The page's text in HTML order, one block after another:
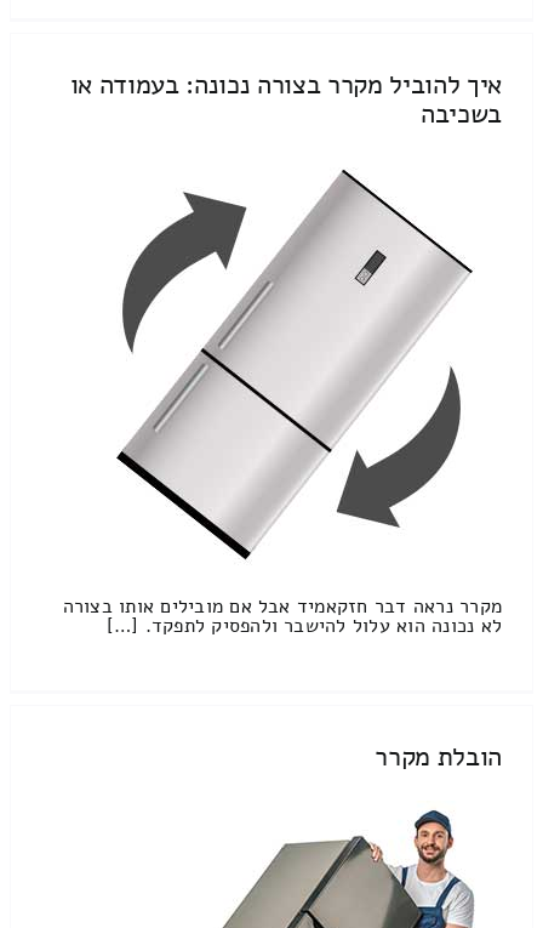
איך להוביל מקרר בצורה נכונה: בעמודה או
בשכיבה
מקרר נראה דבר חזקאמיד אבל אם מובילים אותו בצורה
לא נכונה הוא עלול להישבר ולהפסיק לתפקד. […]
הובלת מקרר